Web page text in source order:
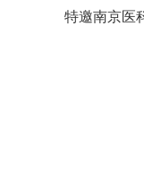
特邀南京医